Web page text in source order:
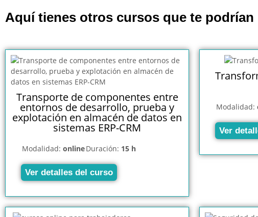
Aquí tienes otros cursos que te podrían
Transporte de componentes entre
entornos de desarrollo, prueba y
explotación en almacén de datos en
sistemas ERP-CRM
Modalidad: onlineDuración: 15 h
Ver detalles del curso
Modalidad:
Ver